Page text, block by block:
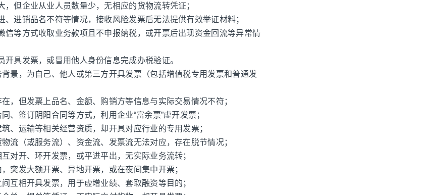
，但企业从业人员数量少，无相应的货物流转凭证；
、进销品名不符等情况，接收风险发票后无法提供有效举证材料；
信等方式收取业务款项且不申报纳税，或开票后出现资金回流等异常情
开具发票，或冒用他人身份信息完成办税验证。
景，为自己、他人或第三方开具发票（包括增值税专用发票和普通发
，但发票上品名、金额、购销方等信息与实际交易情况不符；
、签订阴阳合同等方式，利用企业“富余票”虚开发票；
、运输等相关经营资质，却开具对应行业的专用发票；
流（或服务流）、资金流、发票流无法对应，存在脱节情况；
对开、环开发票，或平进平出，无实际业务流转；
突发大额开票、异地开票，或在夜间集中开票；
互相开具发票，用于虚增业绩、套取融资等目的；